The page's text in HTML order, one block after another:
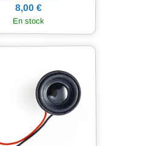
8,00 €
En stock